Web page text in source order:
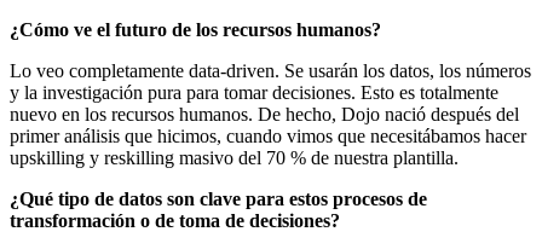
¿Cómo ve el futuro de los recursos humanos?
Lo veo completamente data-driven. Se usarán los datos, los números
y la investigación pura para tomar decisiones. Esto es totalmente
nuevo en los recursos humanos. De hecho, Dojo nació después del
primer análisis que hicimos, cuando vimos que necesitábamos hacer
upskilling y reskilling masivo del 70 % de nuestra plantilla.
¿Qué tipo de datos son clave para estos procesos de
transformación o de toma de decisiones?